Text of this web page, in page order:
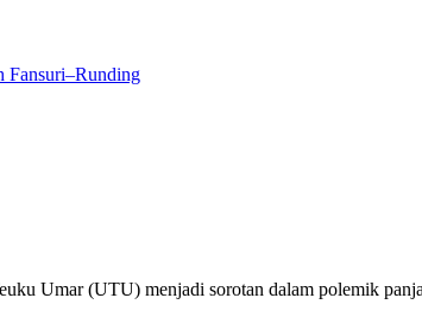
Fansuri–Runding
Umar (UTU) menjadi sorotan dalam polemik